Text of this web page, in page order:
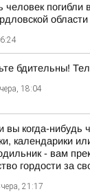
человек
области
бдительны!
18:04
вы когда-нибудь
календарики
- вам
гордости за
21:17